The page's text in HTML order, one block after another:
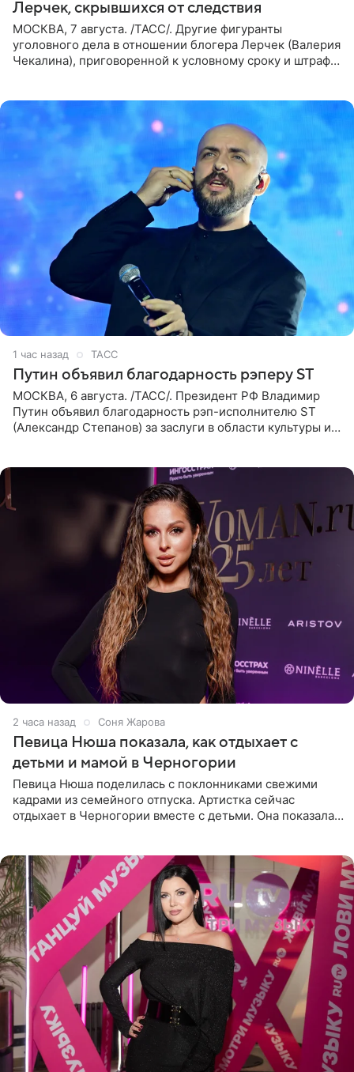
Лерчек, скрывшихся от следствия
МОСКВА, 7 августа. /ТАСС/. Другие фигуранты
уголовного дела в отношении блогера Лерчек (Валерия
Чекалина), приговоренной к условному сроку и штрафу,
1 час назад ТАСС
Путин объявил благодарность рэперу ST
МОСКВА, 6 августа. /ТАСС/. Президент РФ Владимир
Путин объявил благодарность рэп-исполнителю ST
(Александр Степанов) за заслуги в области культуры и
2 часа назад Соня Жарова
Певица Нюша показала, как отдыхает с
детьми и мамой в Черногории
Певица Нюша поделилась с поклонниками свежими
кадрами из семейного отпуска. Артистка сейчас
отдыхает в Черногории вместе с детьми. Она показала,